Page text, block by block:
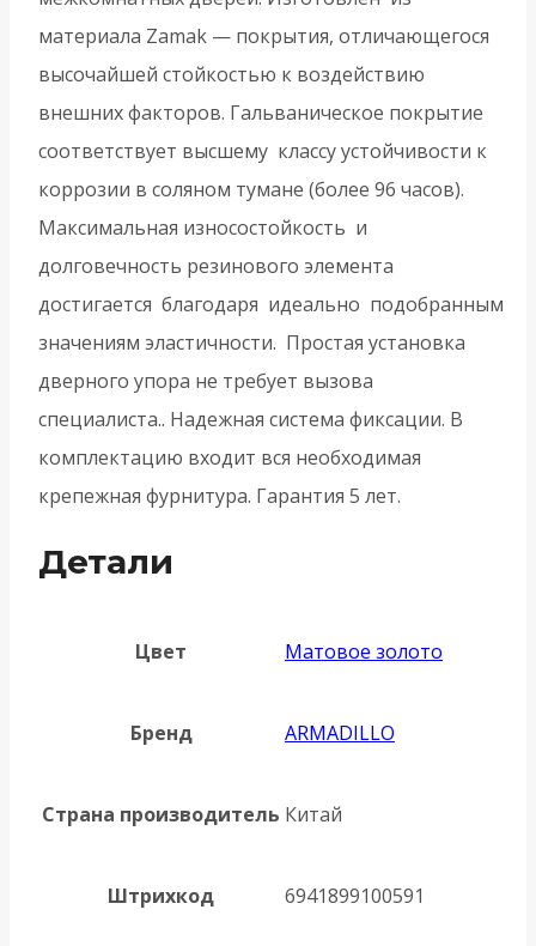
материала Zamak — покрытия, отличающегося
высочайшей стойкостью к воздействию
внешних факторов. Гальваническое покрытие
соответствует высшему классу устойчивости к
коррозии в соляном тумане (более 96 часов).
Максимальная износостойкость и
долговечность резинового элемента
достигается благодаря идеально подобранным
значениям эластичности. Простая установка
дверного упора не требует вызова
специалиста.. Надежная система фиксации. В
комплектацию входит вся необходимая
крепежная фурнитура. Гарантия 5 лет.
Детали
Цвет Матовое золото
Бренд ARMADILLO
Страна производитель Китай
Штрихкод 6941899100591